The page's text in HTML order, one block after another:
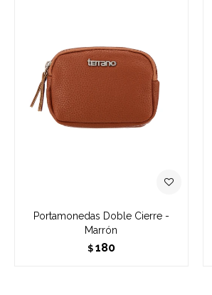
Portamonedas Doble Cierre -
Marrón
$ 180